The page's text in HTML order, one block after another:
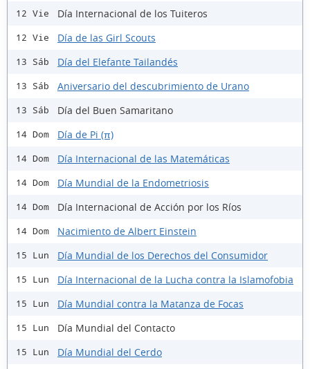
12 Vie Día Internacional de los Tuiteros
12 Vie Día de las Girl Scouts
13 Sáb Día del Elefante Tailandés
13 Sáb Aniversario del descubrimiento de Urano
13 Sáb Día del Buen Samaritano
14 Dom Día de Pi (π)
14 Dom Día Internacional de las Matemáticas
14 Dom Día Mundial de la Endometriosis
14 Dom Día Internacional de Acción por los Ríos
14 Dom Nacimiento de Albert Einstein
15 Lun Día Mundial de los Derechos del Consumidor
15 Lun Día Internacional de la Lucha contra la Islamofobia
15 Lun Día Mundial contra la Matanza de Focas
15 Lun Día Mundial del Contacto
15 Lun Día Mundial del Cerdo